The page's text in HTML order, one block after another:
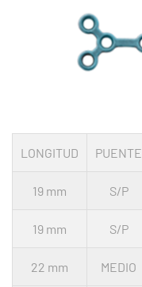
LONGITUD PUENTE
19 mm S/P
19 mm S/P
22 mm MEDIO